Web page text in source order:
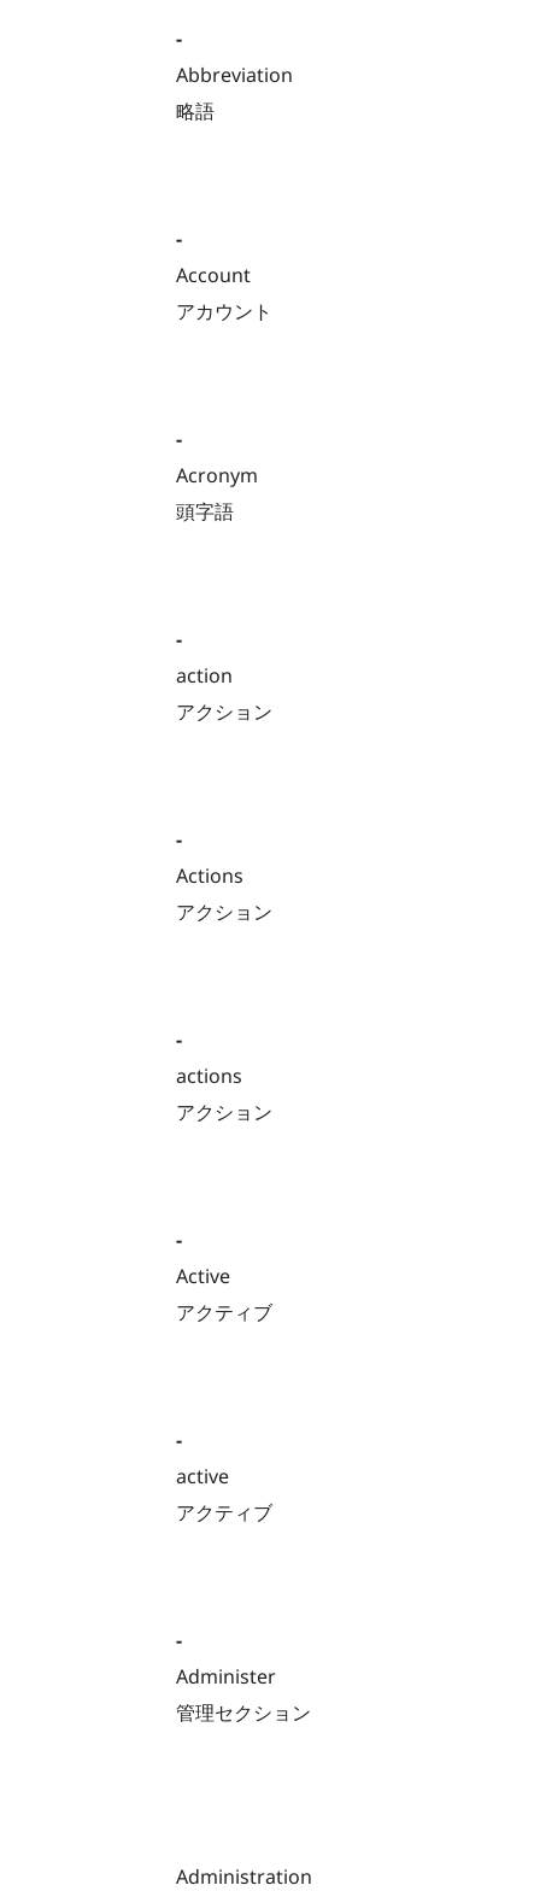
-
Abbreviation
略語
-
Account
アカウント
-
Acronym
頭字語
-
action
アクション
-
Actions
アクション
-
actions
アクション
-
Active
アクティブ
-
active
アクティブ
-
Administer
管理セクション
Administration